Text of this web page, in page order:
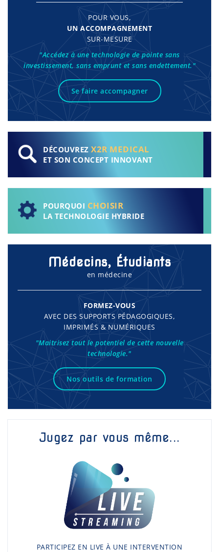
POUR VOUS,
UN ACCOMPAGNEMENT
SUR-MESURE
"Accédez à une technologie de pointe sans
investissement, sans emprunt et sans endettement."
Se faire accompagner
DÉCOUVREZ X2R MEDICAL
ET SON CONCEPT INNOVANT
POURQUOI CHOISIR
LA TECHNOLOGIE HYBRIDE
Médecins, Étudiants
en médecine
FORMEZ-VOUS
AVEC DES SUPPORTS PÉDAGOGIQUES,
IMPRIMÉS & NUMÉRIQUES
"Maitrisez tout le potentiel de cette nouvelle
technologie."
Nos outils de formation
Jugez par vous même...
PARTICIPEZ EN LIVE À UNE INTERVENTION